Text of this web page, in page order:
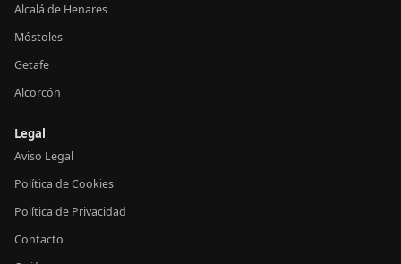
Alcalá de Henares
Móstoles
Getafe
Alcorcón
Legal
Aviso Legal
Política de Cookies
Política de Privacidad
Contacto